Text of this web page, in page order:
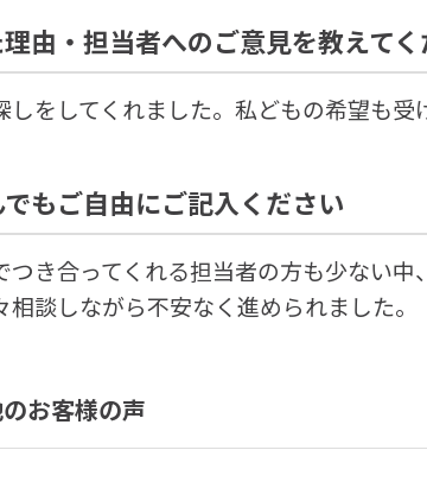
由・担当者へのご意見を教えて
をしてくれました。私どもの希望も受
もご自由にご記入ください
き合ってくれる担当者の方も少ない
談しながら不安なく進められました。
お客様の声